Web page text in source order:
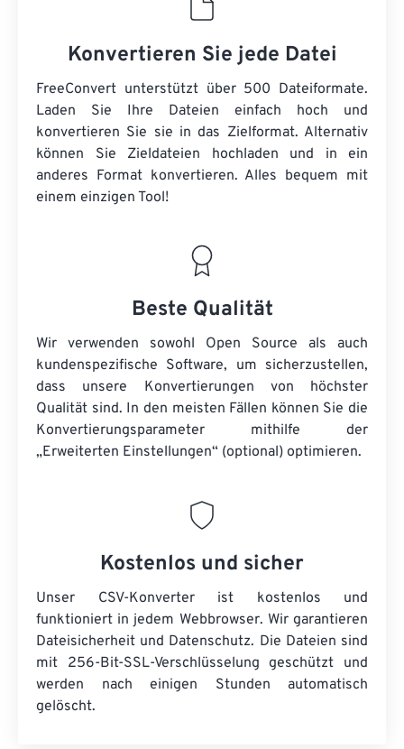
Konvertieren Sie jede Datei
FreeConvert unterstützt über 500 Dateiformate.
Laden Sie Ihre Dateien einfach hoch und
konvertieren Sie sie in das Zielformat. Alternativ
können Sie Zieldateien hochladen und in ein
anderes Format konvertieren. Alles bequem mit
einem einzigen Tool!
Beste Qualität
Wir verwenden sowohl Open Source als auch
kundenspezifische Software, um sicherzustellen,
dass unsere Konvertierungen von höchster
Qualität sind. In den meisten Fällen können Sie die
Konvertierungsparameter mithilfe der
„Erweiterten Einstellungen“ (optional) optimieren.
Kostenlos und sicher
Unser CSV-Konverter ist kostenlos und
funktioniert in jedem Webbrowser. Wir garantieren
Dateisicherheit und Datenschutz. Die Dateien sind
mit 256-Bit-SSL-Verschlüsselung geschützt und
werden nach einigen Stunden automatisch
gelöscht.